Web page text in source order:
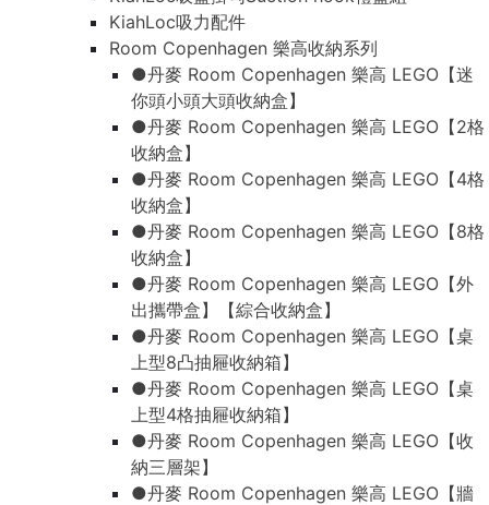
KiahLoc吸力配件
Room Copenhagen 樂高收納系列
●丹麥 Room Copenhagen 樂高 LEGO【迷
你頭小頭大頭收納盒】
●丹麥 Room Copenhagen 樂高 LEGO【2格
收納盒】
●丹麥 Room Copenhagen 樂高 LEGO【4格
收納盒】
●丹麥 Room Copenhagen 樂高 LEGO【8格
收納盒】
●丹麥 Room Copenhagen 樂高 LEGO【外
出攜帶盒】【綜合收納盒】
●丹麥 Room Copenhagen 樂高 LEGO【桌
上型8凸抽屜收納箱】
●丹麥 Room Copenhagen 樂高 LEGO【桌
上型4格抽屜收納箱】
●丹麥 Room Copenhagen 樂高 LEGO【收
納三層架】
●丹麥 Room Copenhagen 樂高 LEGO【牆